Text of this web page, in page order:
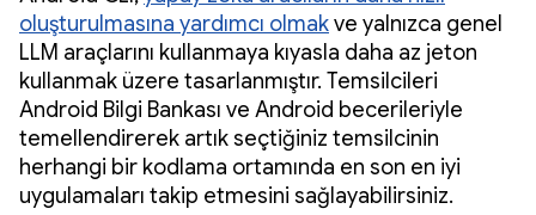
oluşturulmasına yardımcı olmakve yalnızca genel
LLM araçlarını kullanmaya kıyasla daha az jeton
kullanmak üzere tasarlanmıştır. Temsilcileri
Android Bilgi Bankası ve Android becerileriyle
temellendirerek artık seçtiğiniz temsilcinin
herhangi bir kodlama ortamında en son en iyi
uygulamaları takip etmesini sağlayabilirsiniz.